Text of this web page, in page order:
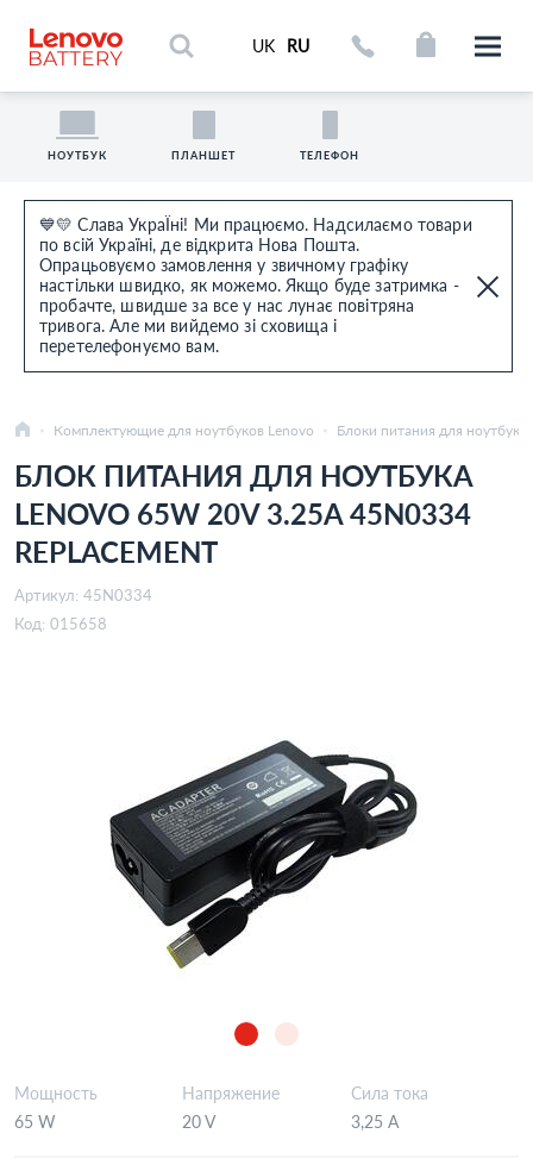
💙💛 Слава УкраЇні! Ми працюємо. Надсилаємо товари
по всій Україні, де відкрита Нова Пошта.
Опрацьовуємо замовлення у звичному графіку
настільки швидко, як можемо. Якщо буде затримка -
пробачте, швидше за все у нас лунає повітряна
тривога. Але ми вийдемо зі сховища і
перетелефонуємо вам.
UK RU
НОУТБУК ПЛАНШЕТ ТЕЛЕФОН
Комплектующие для ноутбуков Lenovo Блоки питания для
БЛОК ПИТАНИЯ ДЛЯ НОУТБУКА
LENOVO 65W 20V 3.25A 45N0334
REPLACEMENT
Артикул: 45N0334
Код: 015658
Мощность
65 W
Напряжение
20 V
Сила тока
3,25 А